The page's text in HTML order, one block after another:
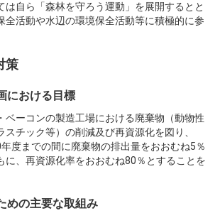
は自ら「森林を守ろう運動」を展開するとと
全活動や水辺の環境保全活動等に積極的に参
策
における目標
ベーコンの製造工場における廃棄物（動物性
スチック等）の削減及び再資源化を図り、
度までの間に廃棄物の排出量をおおむね5％
に、再資源化率をおおむね80％とすることを
めの主要な取組み